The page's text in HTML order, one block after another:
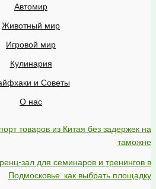
Автомир
Животный мир
Игровой мир
Кулинария
и Советы
О нас
товаров из Китая без задержек на
таможне
зал для семинаров и тренингов в
Подмосковье: как выбрать площадку